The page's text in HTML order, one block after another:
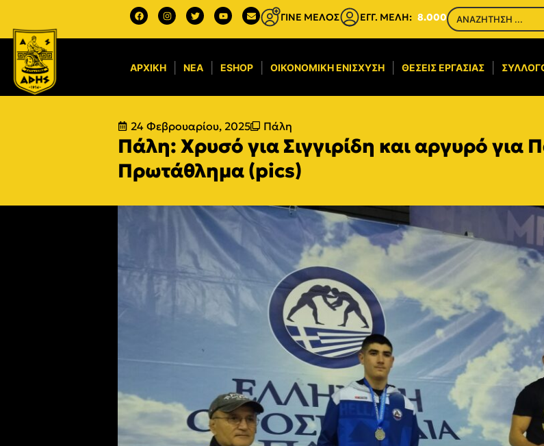
ΓΙΝΕ ΜΕΛΟΣ ΕΓΓ. ΜΕΛΗ: 8.000
ΑΡΧΙΚΉ ΝΈΑ ESHOP ΟΙΚΟΝΟΜΙΚΉ ΕΝΊΣΧΥΣΗ​ ΘΈΣΕΙΣ ΕΡΓΑΣΊΑΣ
24 Φεβρουαρίου, 2025 Πάλη
Πάλη: Χρυσό για Σιγγιρίδη και αργυρό για
Πρωτάθλημα (pics)